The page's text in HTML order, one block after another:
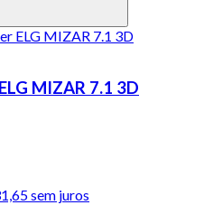
MIZAR 7.1 3D
sem juros